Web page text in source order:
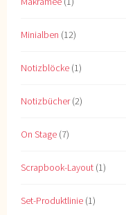
Minialben (12)
Notizblöcke (1)
Notizbücher(2)
On Stage (7)
Scrapbook-Layout (1)
Set-Produktlinie (1)